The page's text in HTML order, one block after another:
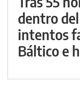
dentro
intentos
Báltico e